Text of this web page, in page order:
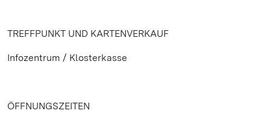
TREFFPUNKT UND KARTENVERKAUF
Infozentrum / Klosterkasse
ÖFFNUNGSZEITEN